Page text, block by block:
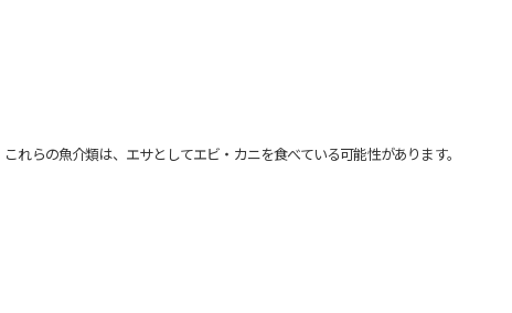
らの魚介類は、エサとしてエビ・カニを食べている可能性があります。